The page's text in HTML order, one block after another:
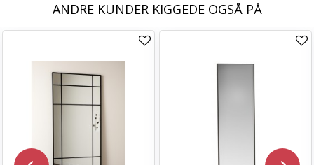
ANDRE KUNDER KIGGEDE OGSÅ PÅ